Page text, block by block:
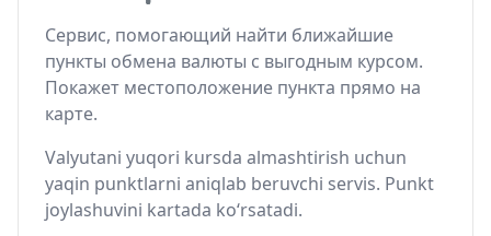
Сервис, помогающий найти ближайшие
пункты обмена валюты с выгодным курсом.
Покажет местоположение пункта прямо на
карте.
Valyutani yuqori kursda almashtirish uchun
yaqin punktlarni aniqlab beruvchi servis. Punkt
joylashuvini kartada ko‘rsatadi.